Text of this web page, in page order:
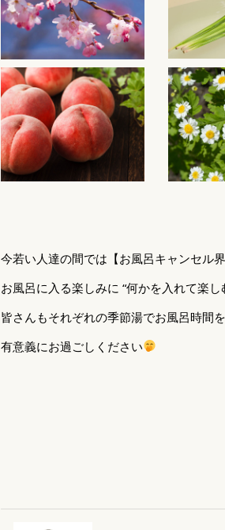
今若い人達の間では【お風呂キャンセル
お風呂に入る楽しみに “何かを入れて楽
皆さんもそれぞれの季節湯でお風呂時間を
有意義にお過ごしください